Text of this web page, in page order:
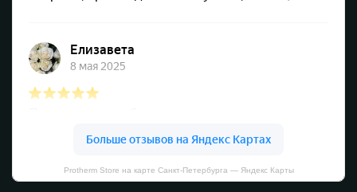
Protherm Store на карте Санкт‑Петербурга — Яндекс Карты